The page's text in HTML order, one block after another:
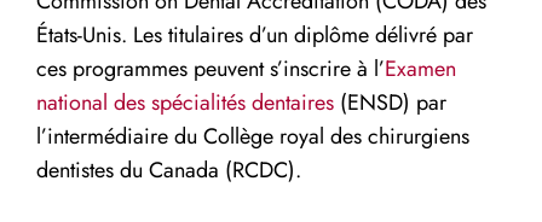
États-Unis. Les titulaires d’un diplôme délivré par
ces programmes peuvent s’inscrire à l’Examen
national des spécialités dentaires(ENSD) par
l’intermédiaire du Collège royal des chirurgiens
dentistes du Canada (RCDC).